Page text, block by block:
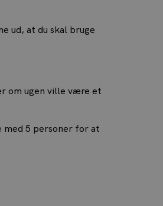
ud, at du skal bruge
om ugen ville være et
med 5 personer for at